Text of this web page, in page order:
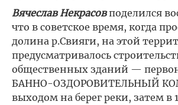
Вячеслав Некрасовподелился
что в советское время, когда
долина р.Свияги, на этой
предусматривалось
общественных зданий —
БАННО-ОЗДОРОВИТЕЛЬНЫЙ
выходом на берег реки, затем в